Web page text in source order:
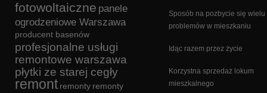
fotowoltaiczne panele
ogrodzeniowe Warszawa
producent basenów
profesjonalne usługi
remontowe warszawa
płytki ze starej cegły
remont remonty remonty
Sposób na pozbycie się wielu
problemów w mieszkaniu
Idąc razem przez życie
Korzystna sprzedaż lokum
mieszkalnego